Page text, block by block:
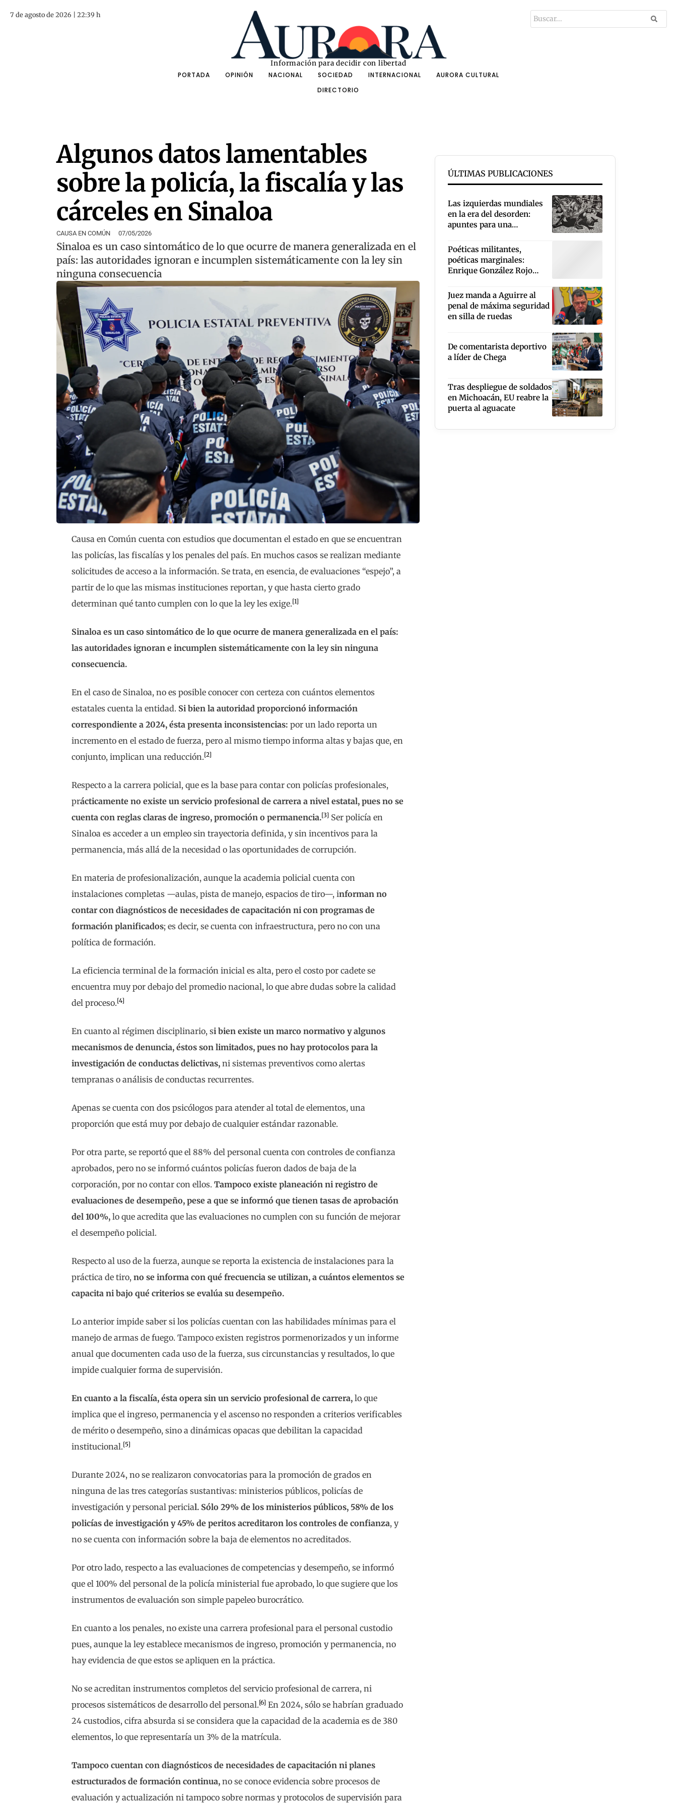
7 de agosto de 2026 | 22:39 h
Información para decidir con libertad
PORTADA
OPINIÓN NACIONAL SOCIEDAD INTERNACIONAL
AURORA CULTURAL
DIRECTORIO
Algunos datos lamentables
sobre la policía, la fiscalía y las
cárceles en Sinaloa
CAUSA EN COMÚN 07/05/2026
Sinaloa es un caso sintomático de lo que ocurre de manera generalizada en el
país: las autoridades ignoran e incumplen sistemáticamente con la ley sin
ninguna consecuencia
Causa en Común cuenta con estudios que documentan el estado en que se encuentran
las policías, las fiscalías y los penales del país. En muchos casos se realizan mediante
solicitudes de acceso a la información. Se trata, en esencia, de evaluaciones “espejo”, a
partir de lo que las mismas instituciones reportan, y que hasta cierto grado
determinan qué tanto cumplen con lo que la ley les exige.[1]
Sinaloa es un caso sintomático de lo que ocurre de manera generalizada en el país:
las autoridades ignoran e incumplen sistemáticamente con la ley sin ninguna
consecuencia.
En el caso de Sinaloa, no es posible conocer con certeza con cuántos elementos
estatales cuenta la entidad. Si bien la autoridad proporcionó información
correspondiente a 2024, ésta presenta inconsistencias: por un lado reporta un
incremento en el estado de fuerza, pero al mismo tiempo informa altas y bajas que, en
conjunto, implican una reducción.[2]
Respecto a la carrera policial, que es la base para contar con policías profesionales,
prácticamente no existe un servicio profesional de carrera a nivel estatal, pues no se
cuenta con reglas claras de ingreso, promoción o permanencia.[3] Ser policía en
Sinaloa es acceder a un empleo sin trayectoria definida, y sin incentivos para la
permanencia, más allá de la necesidad o las oportunidades de corrupción.
En materia de profesionalización, aunque la academia policial cuenta con
instalaciones completas —aulas, pista de manejo, espacios de tiro—, informan no
contar con diagnósticos de necesidades de capacitación ni con programas de
formación planificados; es decir, se cuenta con infraestructura, pero no con una
política de formación.
La eficiencia terminal de la formación inicial es alta, pero el costo por cadete se
encuentra muy por debajo del promedio nacional, lo que abre dudas sobre la calidad
del proceso.[4]
En cuanto al régimen disciplinario, si bien existe un marco normativo y algunos
mecanismos de denuncia, éstos son limitados, pues no hay protocolos para la
investigación de conductas delictivas, ni sistemas preventivos como alertas
tempranas o análisis de conductas recurrentes.
Apenas se cuenta con dos psicólogos para atender al total de elementos, una
proporción que está muy por debajo de cualquier estándar razonable.
Por otra parte, se reportó que el 88% del personal cuenta con controles de confianza
aprobados, pero no se informó cuántos policías fueron dados de baja de la
corporación, por no contar con ellos. Tampoco existe planeación ni registro de
evaluaciones de desempeño, pese a que se informó que tienen tasas de aprobación
del 100%, lo que acredita que las evaluaciones no cumplen con su función de mejorar
el desempeño policial.
Respecto al uso de la fuerza, aunque se reporta la existencia de instalaciones para la
práctica de tiro, no se informa con qué frecuencia se utilizan, a cuántos elementos se
capacita ni bajo qué criterios se evalúa su desempeño.
Lo anterior impide saber si los policías cuentan con las habilidades mínimas para el
manejo de armas de fuego. Tampoco existen registros pormenorizados y un informe
anual que documenten cada uso de la fuerza, sus circunstancias y resultados, lo que
impide cualquier forma de supervisión.
En cuanto a la fiscalía, ésta opera sin un servicio profesional de carrera, lo que
implica que el ingreso, permanencia y el ascenso no responden a criterios verificables
de mérito o desempeño, sino a dinámicas opacas que debilitan la capacidad
institucional.[5]
Durante 2024, no se realizaron convocatorias para la promoción de grados en
ninguna de las tres categorías sustantivas: ministerios públicos, policías de
investigación y personal pericial. Sólo 29% de los ministerios públicos, 58% de los
policías de investigación y 45% de peritos acreditaron los controles de confianza, y
no se cuenta con información sobre la baja de elementos no acreditados.
Por otro lado, respecto a las evaluaciones de competencias y desempeño, se informó
que el 100% del personal de la policía ministerial fue aprobado, lo que sugiere que los
instrumentos de evaluación son simple papeleo burocrático.
En cuanto a los penales, no existe una carrera profesional para el personal custodio
pues, aunque la ley establece mecanismos de ingreso, promoción y permanencia, no
hay evidencia de que estos se apliquen en la práctica.
No se acreditan instrumentos completos del servicio profesional de carrera, ni
procesos sistemáticos de desarrollo del personal.[6] En 2024, sólo se habrían graduado
24 custodios, cifra absurda si se considera que la capacidad de la academia es de 380
elementos, lo que representaría un 3% de la matrícula.
Tampoco cuentan con diagnósticos de necesidades de capacitación ni planes
estructurados de formación continua, no se conoce evidencia sobre procesos de
evaluación y actualización ni tampoco sobre normas y protocolos de supervisión para
ÚLTIMAS PUBLICACIONES
Las izquierdas mundiales
en la era del desorden:
apuntes para una
Poéticas militantes,
poéticas marginales:
Enrique González Rojo
Max Rojas, Roberto López
Moreno
Juez manda a Aguirre al
penal de máxima seguridad
en silla de ruedas
De comentarista deportivo
a líder de Chega
Tras despliegue de soldados
en Michoacán, EU reabre la
puerta al aguacate